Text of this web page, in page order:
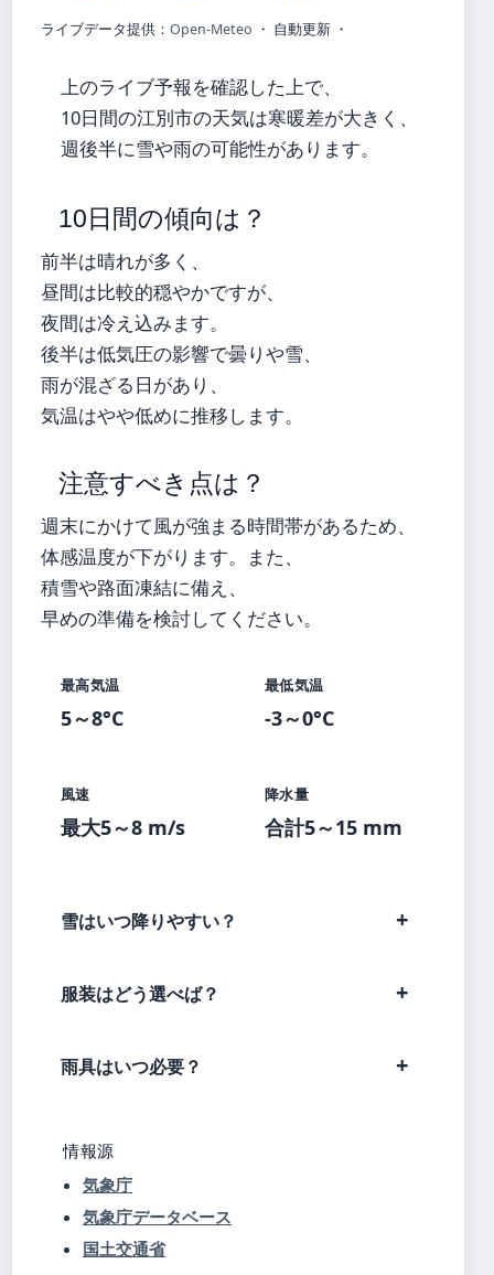
ライブデータ提供： Open-Meteo ・ 自動更新 ・
上のライブ予報を確認した上で、
10日間の江別市の天気は寒暖差が大きく、
週後半に雪や雨の可能性があります。
10日間の傾向は？
前半は晴れが多く、
昼間は比較的穏やかですが、
夜間は冷え込みます。
後半は低気圧の影響で曇りや雪、
雨が混ざる日があり、
気温はやや低めに推移します。
注意すべき点は？
週末にかけて風が強まる時間帯があるため、
体感温度が下がります。また、
積雪や路面凍結に備え、
早めの準備を検討してください。
最高気温
5～8°C
最低気温
-3～0°C
風速
最大5～8 m/s
降水量
合計5～15 mm
雪はいつ降りやすい？
服装はどう選べば？
雨具はいつ必要？
情報源
気象庁
気象庁データベース
国土交通省